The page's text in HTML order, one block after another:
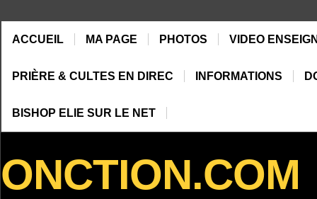
ACCUEIL MA PAGE PHOTOS VIDEO
PRIÈRE & CULTES EN DIREC INFORMATIONS
BISHOP ELIE SUR LE NET
ONCTION.COM